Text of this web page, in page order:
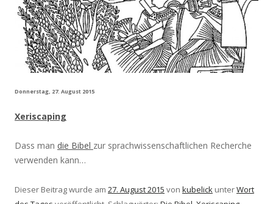
Donnerstag, 27. August 2015
Xeriscaping
Dass man die Bibel zur sprachwissenschaftlichen Recherche
verwenden kann…
Dieser Beitrag wurde am 27. August 2015 von kubelick unterWort